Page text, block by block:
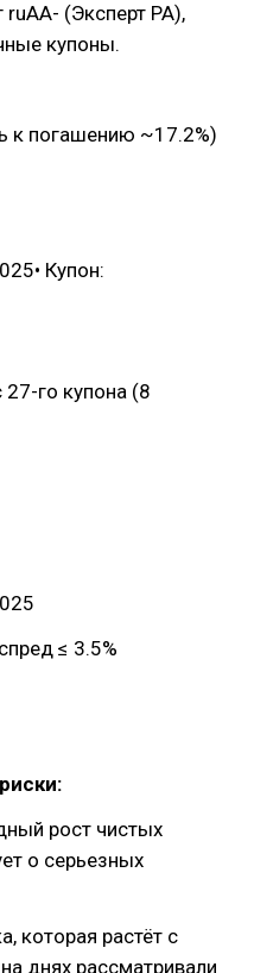
(Эксперт РА),
купоны.
к погашению ~17.2%)
Купон:
27-го купона (8
≤ 3.5%
рост чистых
о серьезных
которая растёт с
днях рассматривали